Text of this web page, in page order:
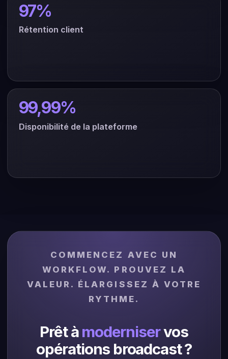
97%
Rétention client
99,99%
Disponibilité de la plateforme
COMMENCEZ AVEC UN
WORKFLOW. PROUVEZ LA
VALEUR. ÉLARGISSEZ À VOTRE
RYTHME.
Prêt àmoderniservos
opérations broadcast ?